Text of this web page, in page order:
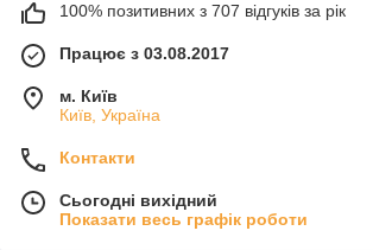
100% позитивних з 707 відгуків за рік
Працює з 03.08.2017
м. Київ
Київ, Україна
Контакти
Сьогодні вихідний
Показати весь графік роботи